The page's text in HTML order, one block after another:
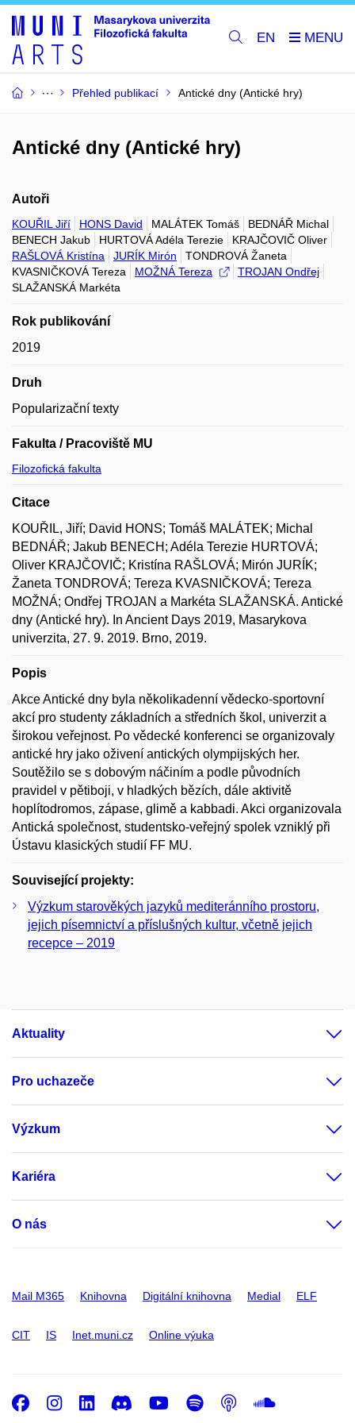
EN
Přehled publikací Antické dny (Antické hry)
Antické dny (Antické hry)
Autoři
KOUŘIL Jiří HONS David MALÁTEK Tomáš
BEDNÁŘ Michal
BENECH Jakub
HURTOVÁ Adéla Terezie
KRAJČOVIČ Oliver
RAŠLOVÁ Kristína
JURÍK Mirón
TONDROVÁ Žaneta
KVASNIČKOVÁ Tereza
MOŽNÁ Tereza
TROJAN Ondřej
SLAŽANSKÁ Markéta
Rok publikování
2019
Druh
Popularizační texty
Fakulta / Pracoviště MU
Filozofická fakulta
Citace
KOUŘIL, Jiří; David HONS; Tomáš MALÁTEK; Michal
BEDNÁŘ; Jakub BENECH; Adéla Terezie HURTOVÁ;
Oliver KRAJČOVIČ; Kristína RAŠLOVÁ; Mirón JURÍK;
Žaneta TONDROVÁ; Tereza KVASNIČKOVÁ; Tereza
MOŽNÁ; Ondřej TROJAN a Markéta SLAŽANSKÁ. Antické
dny (Antické hry). In Ancient Days 2019, Masarykova
univerzita, 27. 9. 2019. Brno, 2019.
Popis
Akce Antické dny byla několikadenní vědecko-sportovní
akcí pro studenty základních a středních škol, univerzit a
širokou veřejnost. Po vědecké konferenci se organizovaly
antické hry jako oživení antických olympijských her.
Soutěžilo se s dobovým náčiním a podle původních
pravidel v pětiboji, v hladkých bězích, dále aktivitě
hoplítodromos, zápase, glimě a kabbadi. Akci organizovala
Antická společnost, studentsko-veřejný spolek vzniklý při
Ústavu klasických studií FF MU.
Související projekty:
Výzkum starověkých jazyků mediteránního prostoru,
jejich písemnictví a příslušných kultur, včetně jejich
recepce – 2019
Aktuality
Pro uchazeče
Výzkum
Kariéra
O nás
Mail M365 Knihovna Digitální knihovna Medial ELF
CIT IS Inet.muni.cz Online výuka
Facebook
Instagram
LinkedIn
DiscordYoutube
Spotify
Podcast